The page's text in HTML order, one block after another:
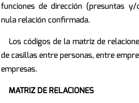
funciones de dirección (presuntas
nula relación confirmada.
Los códigos de la matriz de
de casillas entre personas, entre
empresas.
MATRIZ DE RELACIONES